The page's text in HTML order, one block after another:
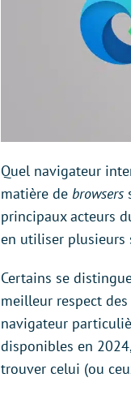
Quel navigateur
matière de browsers
principaux acteurs
en utiliser plusieurs
Certains se
meilleur respect
navigateur
disponibles en
trouver celui (ou